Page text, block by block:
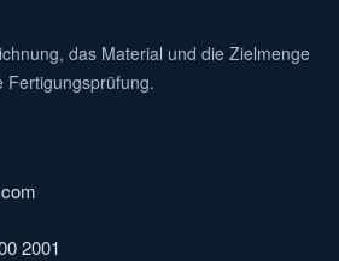
das Material und die Zielmenge
Fertigungsprüfung.
2001